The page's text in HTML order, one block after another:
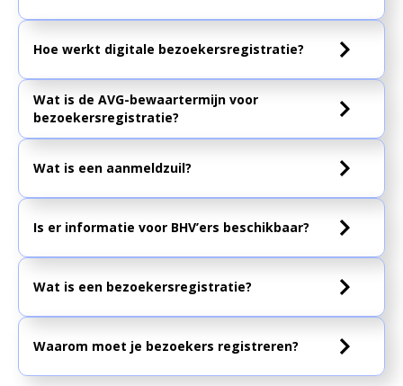
Hoe werkt digitale bezoekersregistratie?
Wat is de AVG-bewaartermijn voor
bezoekersregistratie?
Wat is een aanmeldzuil?
Is er informatie voor BHV’ers beschikbaar?
Wat is een bezoekersregistratie?
Waarom moet je bezoekers registreren?